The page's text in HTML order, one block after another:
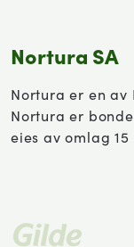
Nortura SA
Nortura er en av
Nortura er
eies av omlag